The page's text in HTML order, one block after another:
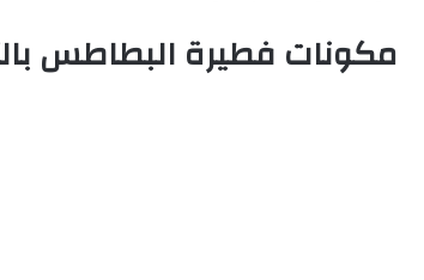
مكونات فطيرة البطاطس